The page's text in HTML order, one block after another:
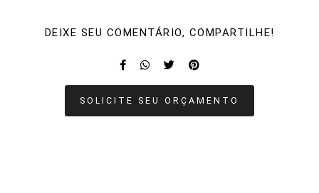
DEIXE SEU COMENTÁRIO, COMPARTILHE!
SOLICITE SEU ORÇAMENTO